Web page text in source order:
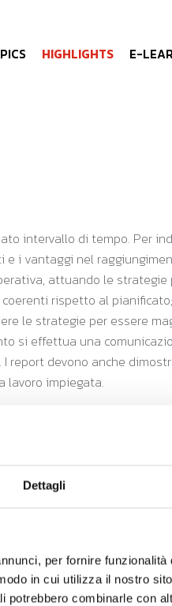
Dettagli
per fornire
in cui utilizza il nostro
combinarle con
HIGHLIGHTS E-
intervallo di tempo. Per
i vantaggi nel
attuando le
rispetto al pianificato;
le strategie per essere
si effettua una
devono anche
lavoro impiegata.
relative al topic Pareto